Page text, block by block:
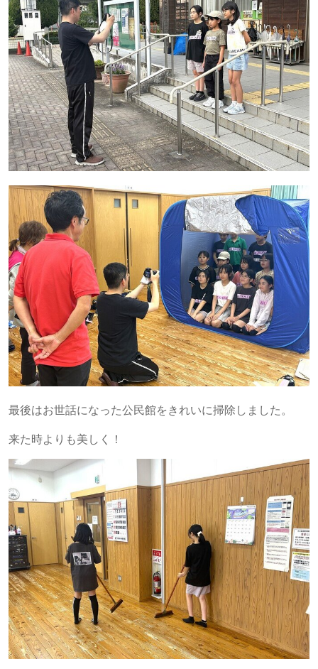
最後はお世話になった公民館をきれいに掃除しました。
来た時よりも美しく！